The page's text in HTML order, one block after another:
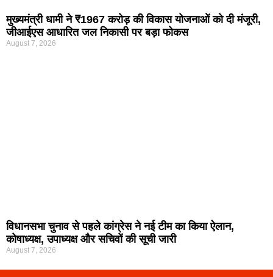
मुख्यमंत्री धामी ने ₹1967 करोड़ की विकास योजनाओं को दी मंजूरी,
जीआईएस आधारित जल निकासी पर बड़ा फोकस
August 7, 2026
विधानसभा चुनाव से पहले कांग्रेस ने नई टीम का किया ऐलान,
कोषाध्यक्ष, उपाध्यक्ष और सचिवों की सूची जारी
August 7, 2026